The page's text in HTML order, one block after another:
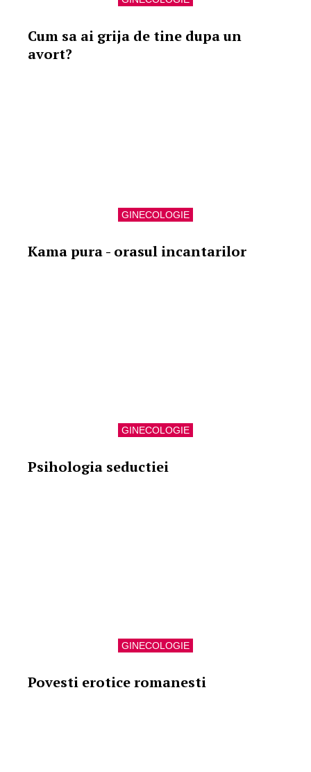
Cum sa ai grija de tine dupa un
avort?
GINECOLOGIE
Kama pura - orasul incantarilor
GINECOLOGIE
Psihologia seductiei
GINECOLOGIE
Povesti erotice romanesti